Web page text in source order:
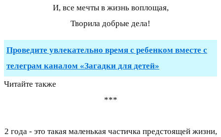
И, все мечты в жизнь воплощая,
Творила добрые дела!
Проведите увлекательно время с ребенком вместе с
телеграм каналом «Загадки для детей»
Читайте также
***
2 года - это такая маленькая частичка предстоящей жизни,